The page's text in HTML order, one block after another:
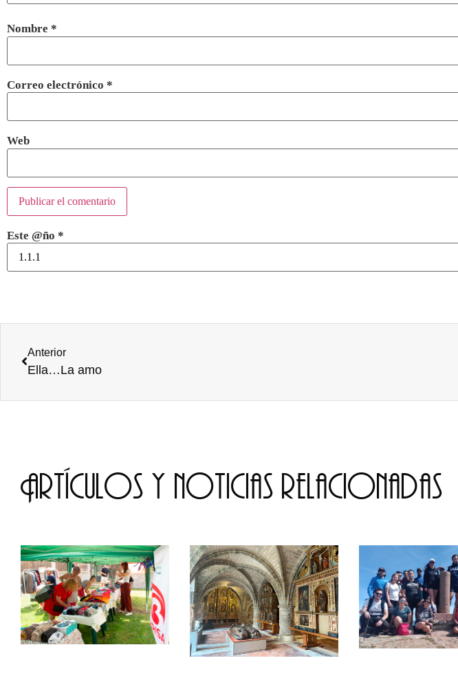
Nombre *
Correo electrónico *
Web
Este @ño *
Anterior
Ella…La amo
Artículos y noticias relacionadas